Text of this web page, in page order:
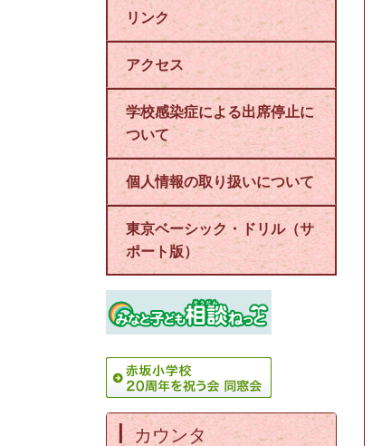
リンク
アクセス
学校感染症による出席停止に
ついて
個人情報の取り扱いについて
東京ベーシック・ドリル（サ
ポート版）
カウンタ